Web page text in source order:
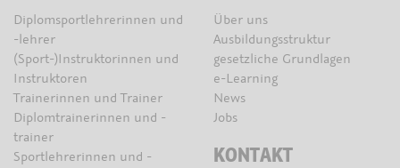
Diplomsportlehrerinnen und
-lehrer
(Sport-)Instruktorinnen und
Instruktoren
Trainerinnen und Trainer
Diplomtrainerinnen und -
trainer
Sportlehrerinnen und -
Über uns
Ausbildungsstruktur
gesetzliche Grundlagen
e-Learning
News
Jobs
KONTAKT